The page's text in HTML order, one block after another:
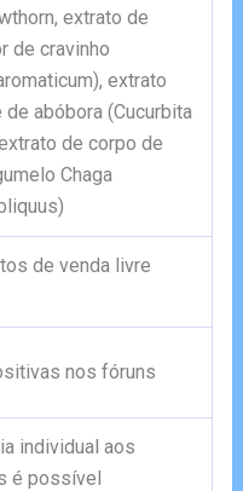
extrato de
de cravinho
extrato
abóbora (Cucurbita
de corpo de
Chaga
de venda livre
nos fóruns
individual aos
é possível